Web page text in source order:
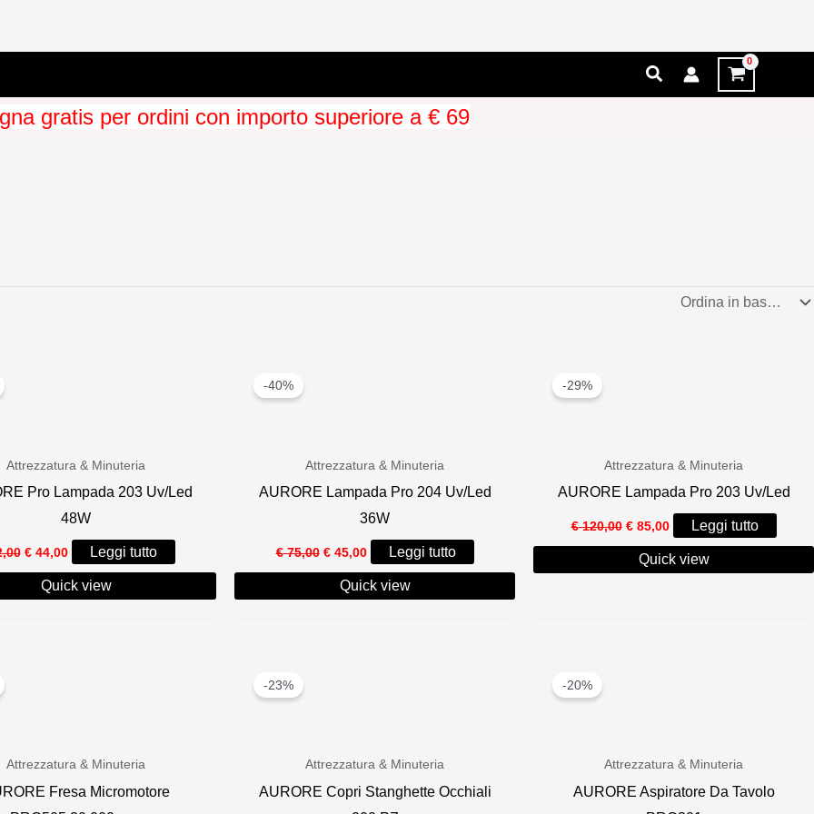
Cerca
gratis per ordini con importo superiore a € 69
Attrezzatura & Minuteria
Pro Lampada 203 Uv/Led
48W
Il
prezzo
originale
era:
€44,00Il
prezzo
attuale
è:
Leggi tutto
Quick view
-40%
Attrezzatura & Minuteria
AURORE Lampada Pro 204 Uv/Led
36W
€75,00 Il
prezzo
originale
era:
€45,00Il
prezzo
attuale
è:
Leggi tutto
Quick view
-29%
Attrezzatura & Minuteria
AURORE Lampada Pro 203 Uv/Led
€120,00 Il
prezzo
originale
era:
€85,00Il
prezzo
attuale
è:
Leggi tutto
Quick view
Attrezzatura & Minuteria
Fresa Micromotore
-23%
Attrezzatura & Minuteria
AURORE Copri Stanghette Occhiali
-20%
Attrezzatura & Minuteria
AURORE Aspiratore Da Tavolo